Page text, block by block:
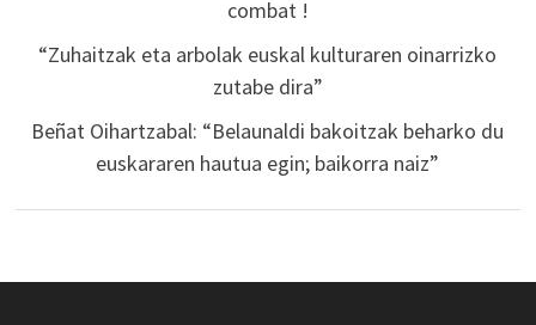
combat !
“Zuhaitzak eta arbolak euskal kulturaren oinarrizko
zutabe dira”
Beñat Oihartzabal: “Belaunaldi bakoitzak beharko du
euskararen hautua egin; baikorra naiz”